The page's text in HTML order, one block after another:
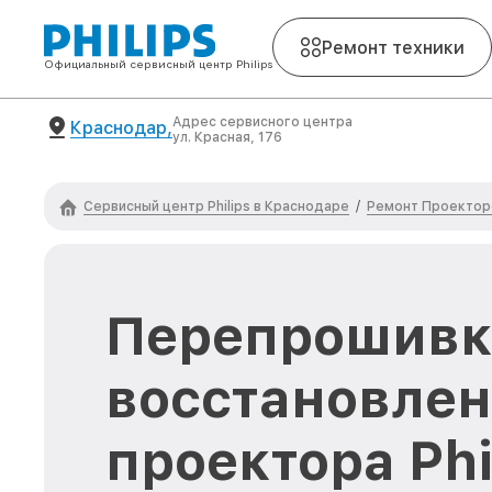
Официальный сервисный центр Philips
Ремонт техники
Краснодар,Адрес сервисного центра
ул. Красная, 176
Сервисный центр Philips в Краснодаре / Ремонт
проектора